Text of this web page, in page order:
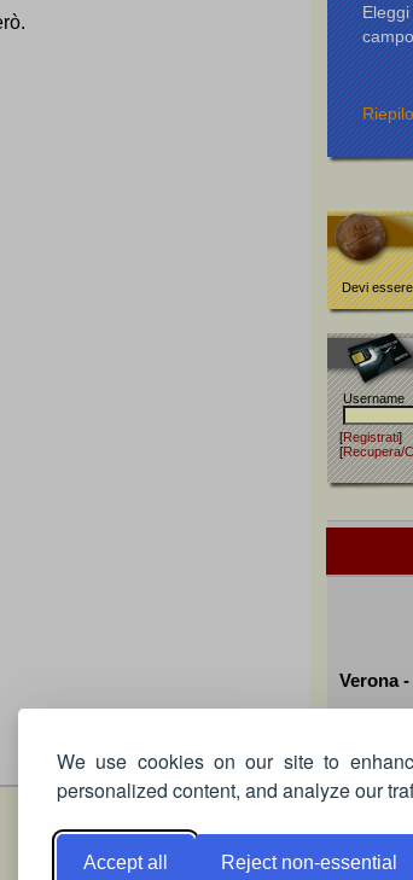
We use cookies on our site to
personalized content, and analyze our
Accept all Reject non-essential
Devi
Username
[Registrati]
[Recupera/
Verona